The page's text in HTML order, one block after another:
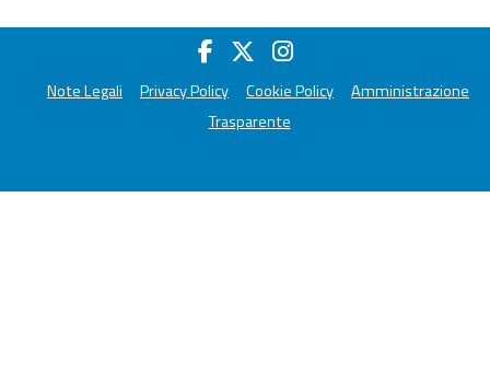
Note Legali Privacy Policy Cookie Policy
Amministrazione
Trasparente